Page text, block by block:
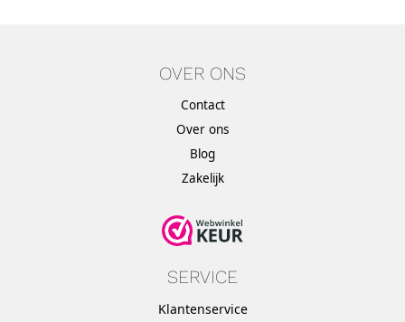
OVER ONS
Contact
Over ons
Blog
Zakelijk
SERVICE
Klantenservice